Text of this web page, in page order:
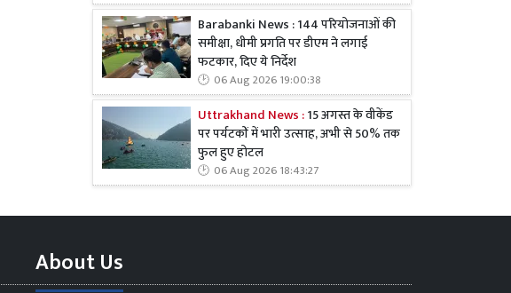
Barabanki News : 144 परियोजनाओं की
समीक्षा, धीमी प्रगति पर डीएम ने लगाई
फटकार, दिए ये निर्देश
06 Aug 2026 19:00:38
Uttrakhand News :15 अगस्त के वीकेंड
पर पर्यटकों में भारी उत्साह, अभी से 50% तक
फुल हुए होटल
06 Aug 2026 18:43:27
About Us